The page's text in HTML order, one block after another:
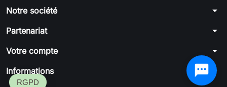
Notre société arrow_drop_down
Partenariat arrow_drop_down
Votre compte arrow_drop_down
Informations arrow_drop_down